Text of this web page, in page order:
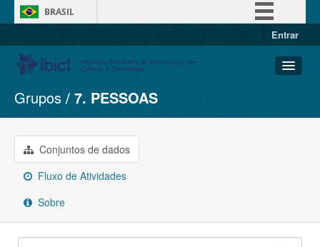
BRASIL
Entrar
Conjuntos de dados
Organizações
Grupos
Sobre
Grupos 7. PESSOAS
Conjuntos de dados
Fluxo de Atividades
Sobre